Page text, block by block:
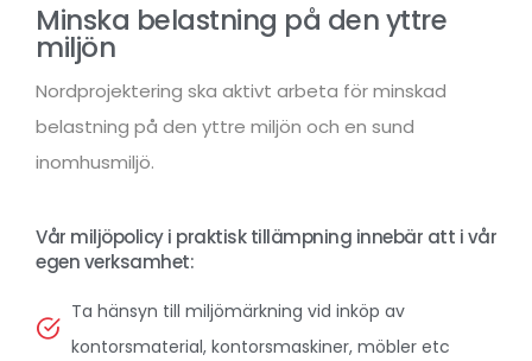
Minska belastning på den yttre
miljön
Nordprojektering ska aktivt arbeta för minskad
belastning på den yttre miljön och en sund
inomhusmiljö.
Vår miljöpolicy i praktisk tillämpning innebär att i vår
egen verksamhet:
Ta hänsyn till miljömärkning vid inköp av
kontorsmaterial, kontorsmaskiner, möbler etc